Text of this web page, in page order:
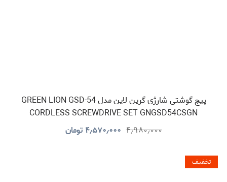
پیچ گوشتی شارژی گرین لاین مدل GREEN LION GSD-54
CORDLESS SCREWDRIVE SET GNGSD54CSGN
۴٫۹۸۰٫۰۰۰ ۴٫۵۷۰٫۰۰۰ تومان
تخفیف